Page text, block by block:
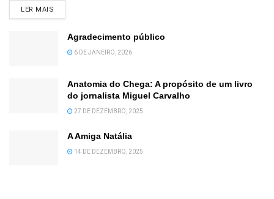
LER MAIS
Agradecimento público
6 DE JANEIRO, 2026
Anatomia do Chega: A propósito de um livro
do jornalista Miguel Carvalho
27 DE DEZEMBRO, 2025
A Amiga Natália
14 DE DEZEMBRO, 2025